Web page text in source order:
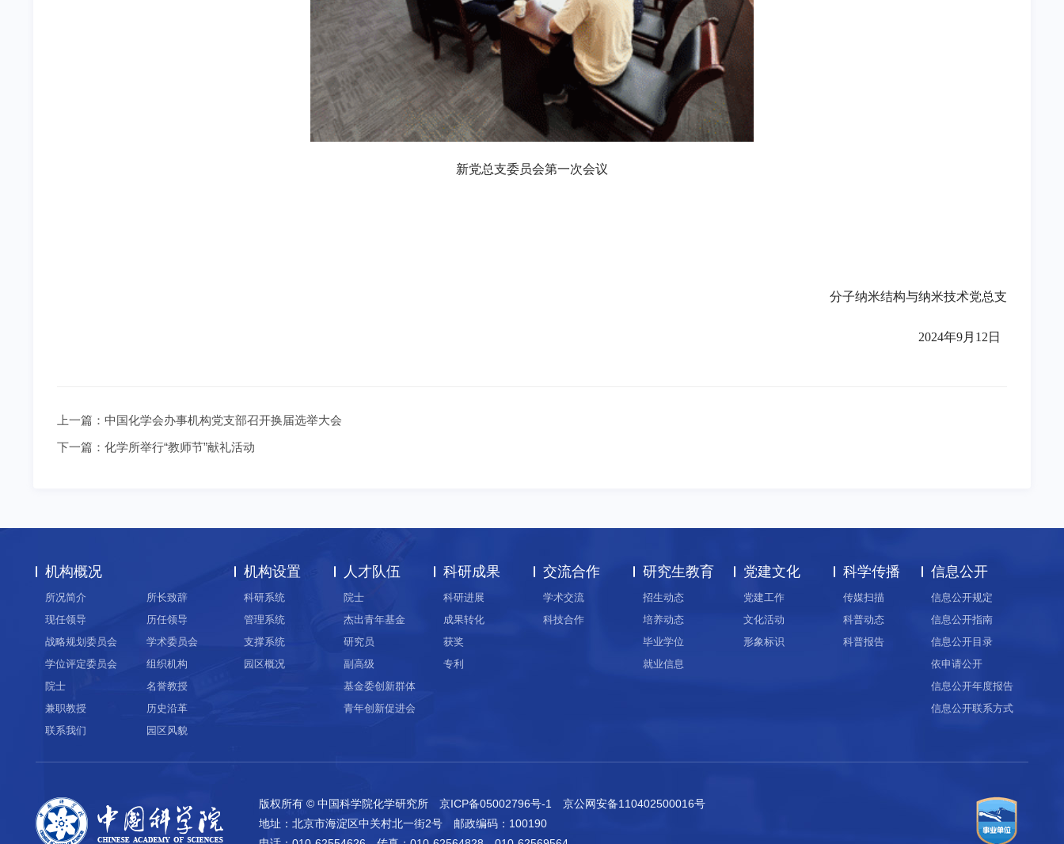
新党总支委员会第一次会议
分子纳米结构与纳米技术党总支
2024年9月12日
上一篇： 中国化学会办事机构党支部召开换届选举大会
下一篇： 化学所举行“教师节”献礼活动
机构概况
所况简介
所长致辞
现任领导
历任领导
战略规划委员会
学术委员会
学位评定委员会
组织机构
院士
名誉教授
兼职教授
历史沿革
联系我们
园区风貌
机构设置
科研系统
管理系统
支撑系统
园区概况
人才队伍
院士
杰出青年基金
研究员
副高级
基金委创新群体
青年创新促进会
科研成果
科研进展
成果转化
获奖
专利
交流合作
学术交流
科技合作
研究生教育
招生动态
培养动态
毕业学位
就业信息
党建文化
党建工作
文化活动
形象标识
科学传播
传媒扫描
科普动态
科普报告
信息公开
信息公开规定
信息公开指南
信息公开目录
依申请公开
信息公开年度报告
信息公开联系方式
版权所有 © 中国科学院化学研究所 京ICP备05002796号-1
京公网安备110402500016号
地址：北京市海淀区中关村北一街2号
邮政编码：100190